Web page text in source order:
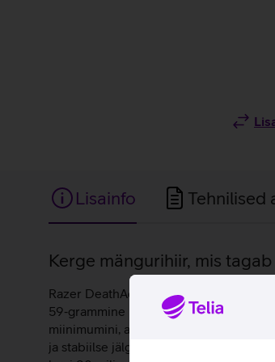
Lisainfo Tehnilised
Lisainfo
Kerge mängurihiir, mis
Razer DeathAdder V3 on
59‑grammine konstruktsioon tagab
miinimumini, andes kiire reageerimise
ja stabiilse jälgimise. Täiustatud